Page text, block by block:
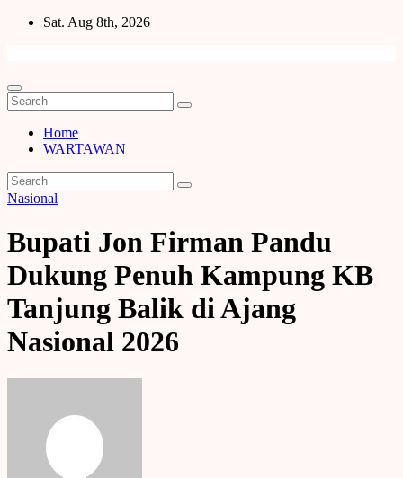
Skip
Sat. Aug 8th, 2026
Home
WARTAWAN
Nasional
Bupati Jon Firman Pandu
Dukung Penuh Kampung KB
Tanjung Balik di Ajang
Nasional 2026